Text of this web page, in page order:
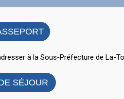
à la Sous-Préfecture de La-
SÉJOUR